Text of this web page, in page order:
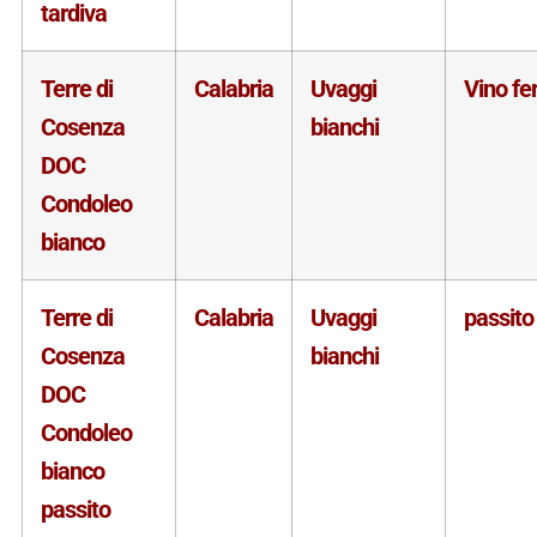
tardiva
Terre di
Cosenza
DOC
Condoleo
bianco
Calabria
Uvaggi
bianchi
Vino
Terre di
Cosenza
DOC
Condoleo
bianco
passito
Calabria
Uvaggi
bianchi
passito